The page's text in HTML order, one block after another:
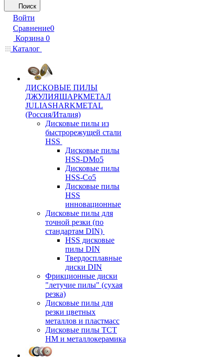
Поиск
Войти
Сравнение0
Корзина 0
Каталог
ДИСКОВЫЕ ПИЛЫ
ДЖУЛИЯШАРКМЕТАЛ
JULIASHARKMETAL
(Россия/Италия)
Дисковые пилы из
быстрорежущей стали
HSS
Дисковые пилы
HSS-DMo5
Дисковые пилы
HSS-Co5
Дисковые пилы
HSS
инновационные
Дисковые пилы для
точной резки (по
стандартам DIN)
HSS дисковые
пилы DIN
Твердосплавные
диски DIN
Фрикционные диски
"летучие пилы" (сухая
резка)
Дисковые пилы для
резки цветных
металлов и пластмасс
Дисковые пилы ТСТ
НМ и металлокерамика